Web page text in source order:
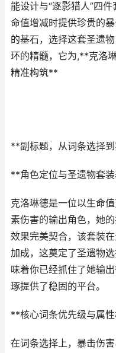
能设计与“逐影猎人”四
命值增减时提供珍贵的
的基石，选择这套圣遗
环的精髓，它为,**克洛
精准构筑**
**副标题，从词条选择
**角色定位与圣遗物套
克洛琳德是一位以生命
素伤害的输出角色，她
效果完美契合，该套装
加成，这奠定了圣遗物
味着你已经抓住了她输
琢提供了稳固的平台。
**核心词条优先级与属
在词条选择上，暴击伤